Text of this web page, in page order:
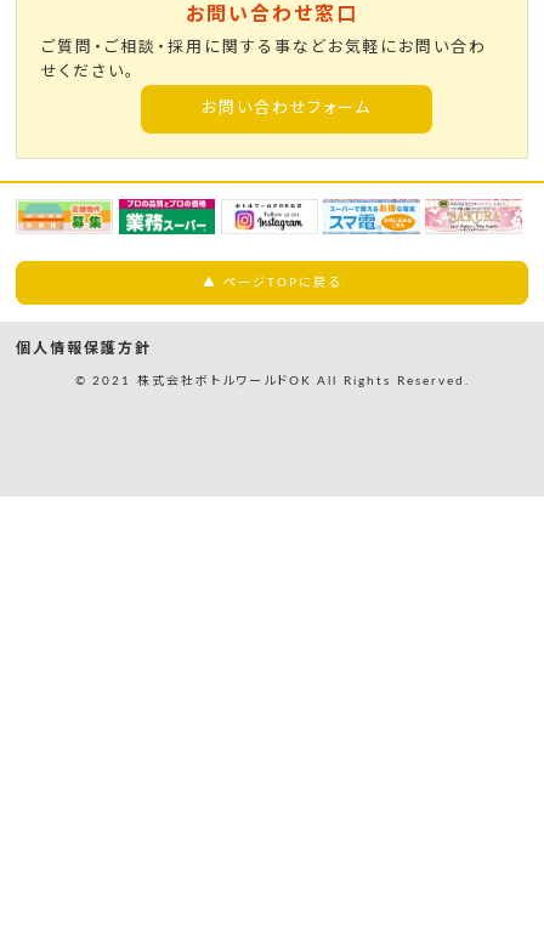
お問い合わせ窓口
ご質問・ご相談・採用に関する事などお気軽にお問い合わ
せください。
お問い合わせフォーム
▲ ページTOPに戻る
個人情報保護方針
© 2021 株式会社ボトルワールドOK All Rights Reserved.